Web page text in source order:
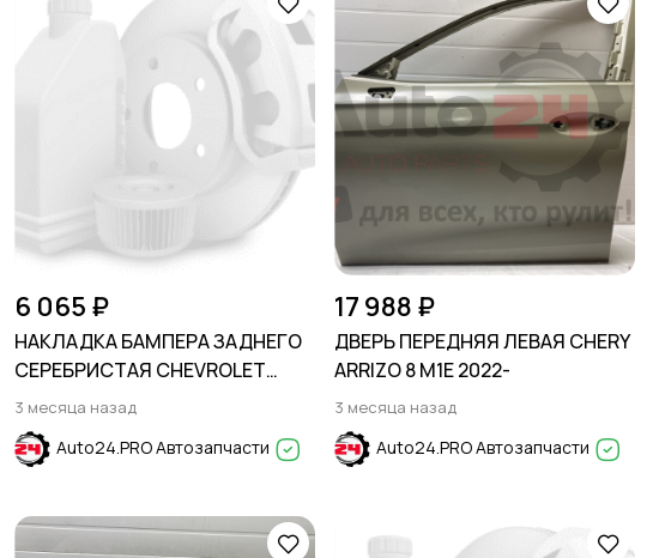
6 065 ₽
НАКЛАДКА БАМПЕРА ЗАДНЕГО
СЕРЕБРИСТАЯ CHEVROLET
TRAX 2017-
3 месяца назад
Auto24.PRO Автозапчасти
17 988 ₽
ДВЕРЬ ПЕРЕДНЯЯ ЛЕВАЯ CHERY
ARRIZO 8 M1E 2022-
3 месяца назад
Auto24.PRO Автозапчасти